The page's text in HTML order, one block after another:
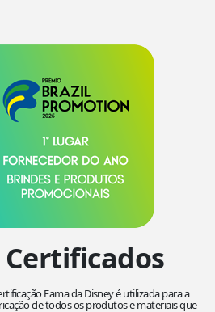
Certificados
Fama da Disney é utilizada para a
de todos os produtos e materiais que